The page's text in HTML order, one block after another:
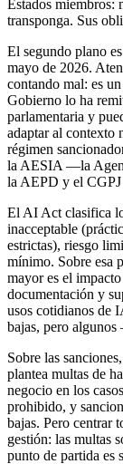
Estados miembros:
transponga. Sus
El segundo plano
mayo de 2026.
contando mal: es
Gobierno lo ha
parlamentaria y
adaptar al contexto
régimen
la AESIA —la
la AEPD y el CGPJ
El AI Act clasifica
inacceptable
estrictas), riesgo
mínimo. Sobre esa
mayor es el
documentación y
usos cotidianos de
bajas, pero
Sobre las
plantea multas de
negocio en los
prohibido, y
bajas. Pero centrar
gestión: las multas
punto de partida es